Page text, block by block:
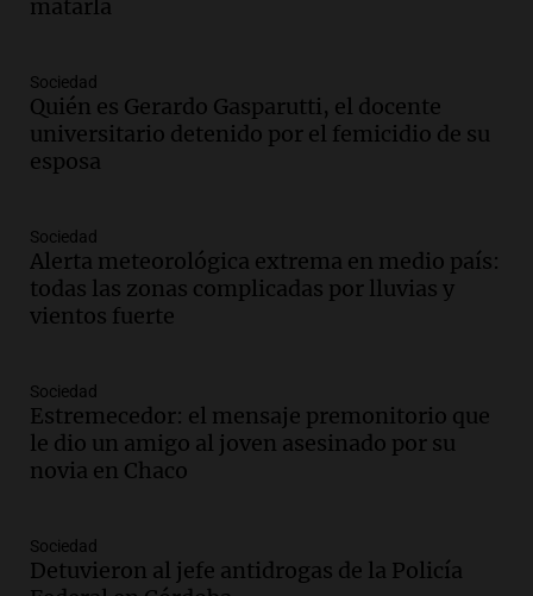
Panorama Federal
Audio.
Miguel de Tucumán pide informe tras
explosión en edificio de Montiagudo
Panorama Federal
arrestar y agredir a una niña de 13 años
en Tucumán
Panorama Federal
Episodios
Valle con ráfagas de hasta 90 km/h y
causan daños
Panorama Federal
Episodios
dólares para infraestructura a través del
Proyecto Vicuña de minería
Noticias
matarla
Sociedad
Quién es Gerardo Gasparutti, el docente
universitario detenido por el femicidio de su
esposa
Sociedad
Alerta meteorológica extrema en medio país:
todas las zonas complicadas por lluvias y
vientos fuerte
Sociedad
Estremecedor: el mensaje premonitorio que
le dio un amigo al joven asesinado por su
novia en Chaco
Sociedad
Detuvieron al jefe antidrogas de la Policía